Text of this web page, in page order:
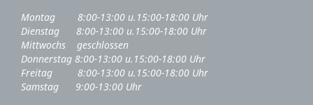
Montag 8:00-13:00 u.15:00-18:00 Uhr
Dienstag 8:00-13:00 u.15:00-18:00 Uhr
Mittwochs geschlossen
Donnerstag 8:00-13:00 u.15:00-18:00 Uhr
Freitag 8:00-13:00 u.15:00-18:00 Uhr
Samstag 9:00-13:00 Uhr